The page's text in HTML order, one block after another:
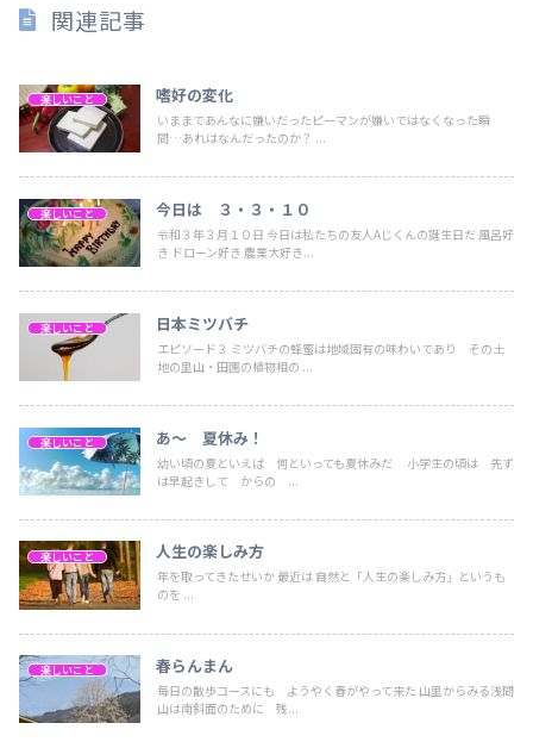
関連記事
楽しいこと 嗜好の変化
いままであんなに嫌いだったピーマンが嫌いではなくなった瞬
間…あれはなんだったのか？ ...
楽しいこと 今日は ３・３・１０
令和３年３月１０日 今日は私たちの友人Aじくんの誕生日だ 風呂好
き ドローン好き 農業大好き...
楽しいこと 日本ミツバチ
エピソード３ ミツバチの蜂蜜は地域固有の味わいであり その土
地の里山・田園の植物相の ...
楽しいこと あ～ 夏休み！
幼い頃の夏といえば 何といっても夏休みだ 小学生の頃は 先ず
は早起きして からの ...
楽しいこと 人生の楽しみ方
年を取ってきたせいか 最近は 自然と「人生の楽しみ方」というも
のを ...
楽しいこと 春らんまん
毎日の散歩コースにも ようやく春がやって来た 山里からみる浅間
山は南斜面のために 残...